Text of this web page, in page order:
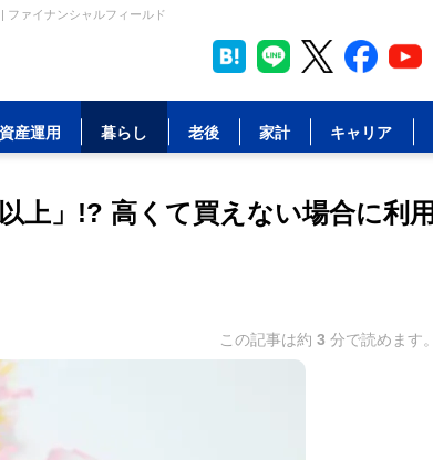
ファイナンシャルフィールド
資産運用 暮らし 老後 家計 キャリア
上」!? 高くて買えない場合に利用
この記事は約 3 分で読めます。